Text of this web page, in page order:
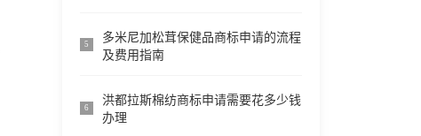
5
多米尼加松茸保健品商标申请的流程
及费用指南
6
洪都拉斯棉纺商标申请需要花多少钱
办理